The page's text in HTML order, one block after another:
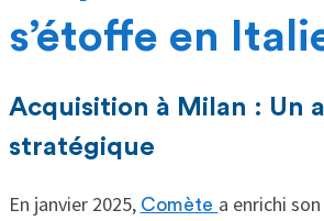
s’étoffe en
Acquisition à Milan : Un
stratégique
En janvier 2025, Comète a enrichi